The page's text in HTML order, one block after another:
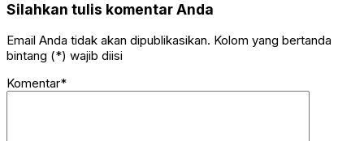
Silahkan tulis komentar Anda
Email Anda tidak akan dipublikasikan. Kolom yang bertanda
bintang (*) wajib diisi
Komentar*